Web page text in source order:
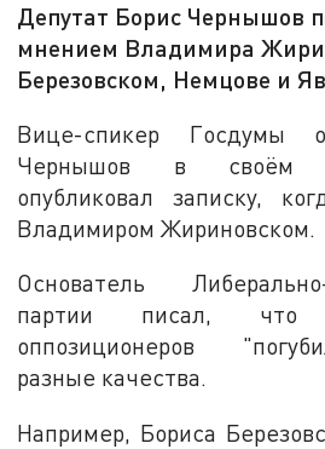
Депутат Борис Чернышов
мнением Владимира
Березовском, Немцове и
Вице-спикер
Чернышов в своём
опубликовал записку,
Владимиром Жириновском.
Основатель Либерально-
партии писал, что
оппозиционеров
разные качества.
Например, Бориса